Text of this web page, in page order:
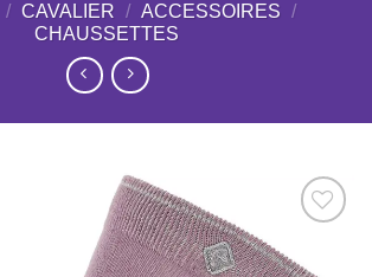
/ CAVALIER / ACCESSOIRES /
CHAUSSETTES
à la liste